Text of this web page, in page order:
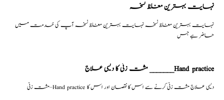
نہایت بہترین مغلظ نسخہ
نہایت بہترین مغلظ نسخہ نہایت بہترین مغلظ نسخہ آپ کی خدمت میں
حاضر ہے جس
مشت زنی کا دیسی علاج _______Hand practice
مشت زنی–Hand practice دیسی علاج مشت زنی کرنے سے اس کا نقصان اور اس کا